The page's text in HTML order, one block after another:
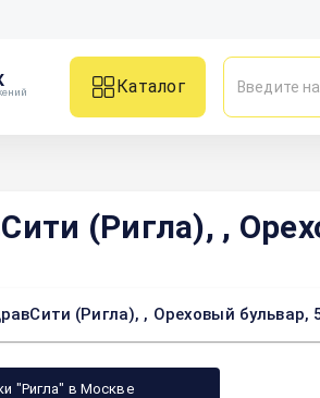
Каталог
(Ригла), ,
(Ригла), , Ореховый бульвар,
"Ригла" в Москве